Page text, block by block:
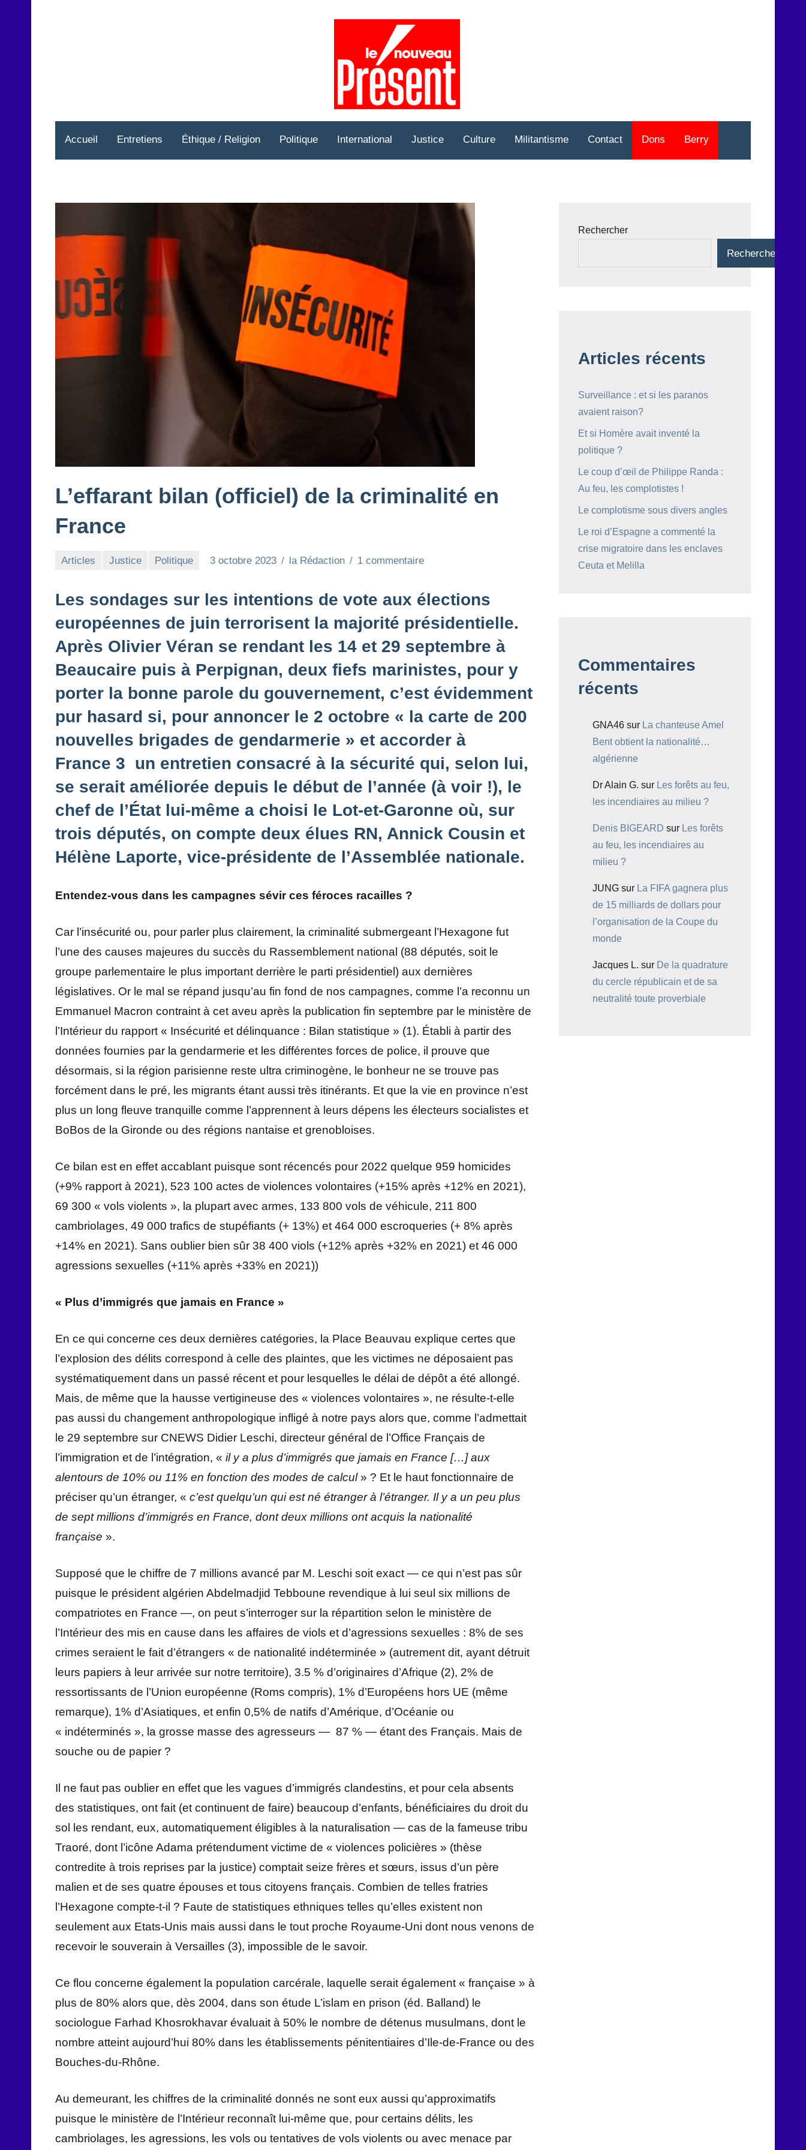
Accueil Entretiens Éthique / Religion Politique International Justice Culture Militantisme Contact Dons Berry
L’effarant bilan (officiel) de la criminalité en
France
Articles Justice Politique 3 octobre 2023 la Rédaction 1 commentaire
Les sondages sur les intentions de vote aux élections
européennes de juin terrorisent la majorité présidentielle.
Après Olivier Véran se rendant les 14 et 29 septembre à
Beaucaire puis à Perpignan, deux fiefs marinistes, pour y
porter la bonne parole du gouvernement, c’est évidemment
pur hasard si, pour annoncer le 2 octobre « la carte de 200
nouvelles brigades de gendarmerie » et accorder à
France 3 un entretien consacré à la sécurité qui, selon lui,
se serait améliorée depuis le début de l’année (à voir !), le
chef de l’État lui-même a choisi le Lot-et-Garonne où, sur
trois députés, on compte deux élues RN, Annick Cousin et
Hélène Laporte, vice-présidente de l’Assemblée nationale.
Entendez-vous dans les campagnes sévir ces féroces racailles ?
Car l’insécurité ou, pour parler plus clairement, la criminalité submergeant l’Hexagone fut
l’une des causes majeures du succès du Rassemblement national (88 députés, soit le
groupe parlementaire le plus important derrière le parti présidentiel) aux dernières
législatives. Or le mal se répand jusqu’au fin fond de nos campagnes, comme l’a reconnu un
Emmanuel Macron contraint à cet aveu après la publication fin septembre par le ministère de
l’Intérieur du rapport « Insécurité et délinquance : Bilan statistique » (1). Établi à partir des
données fournies par la gendarmerie et les différentes forces de police, il prouve que
désormais, si la région parisienne reste ultra criminogène, le bonheur ne se trouve pas
forcément dans le pré, les migrants étant aussi très itinérants. Et que la vie en province n’est
plus un long fleuve tranquille comme l’apprennent à leurs dépens les électeurs socialistes et
BoBos de la Gironde ou des régions nantaise et grenobloises.
Ce bilan est en effet accablant puisque sont récencés pour 2022 quelque 959 homicides
(+9% rapport à 2021), 523 100 actes de violences volontaires (+15% après +12% en 2021),
69 300 « vols violents », la plupart avec armes, 133 800 vols de véhicule, 211 800
cambriolages, 49 000 trafics de stupéfiants (+ 13%) et 464 000 escroqueries (+ 8% après
+14% en 2021). Sans oublier bien sûr 38 400 viols (+12% après +32% en 2021) et 46 000
agressions sexuelles (+11% après +33% en 2021))
« Plus d’immigrés que jamais en France »
En ce qui concerne ces deux dernières catégories, la Place Beauvau explique certes que
l’explosion des délits correspond à celle des plaintes, que les victimes ne déposaient pas
systématiquement dans un passé récent et pour lesquelles le délai de dépôt a été allongé.
Mais, de même que la hausse vertigineuse des « violences volontaires », ne résulte-t-elle
pas aussi du changement anthropologique infligé à notre pays alors que, comme l’admettait
le 29 septembre sur CNEWS Didier Leschi, directeur général de l’Office Français de
l’immigration et de l’intégration, « il y a plus d’immigrés que jamais en France […] aux
alentours de 10% ou 11% en fonction des modes de calcul» ? Et le haut fonctionnaire de
préciser qu’un étranger, « c’est quelqu’un qui est né étranger à l’étranger. Il y a un peu plus
de sept millions d’immigrés en France, dont deux millions ont acquis la nationalité
française ».
Supposé que le chiffre de 7 millions avancé par M. Leschi soit exact — ce qui n’est pas sûr
puisque le président algérien Abdelmadjid Tebboune revendique à lui seul six millions de
compatriotes en France —, on peut s’interroger sur la répartition selon le ministère de
l’Intérieur des mis en cause dans les affaires de viols et d’agressions sexuelles : 8% de ses
crimes seraient le fait d’étrangers « de nationalité indéterminée » (autrement dit, ayant détruit
leurs papiers à leur arrivée sur notre territoire), 3.5 % d’originaires d’Afrique (2), 2% de
ressortissants de l’Union européenne (Roms compris), 1% d’Européens hors UE (même
remarque), 1% d’Asiatiques, et enfin 0,5% de natifs d’Amérique, d’Océanie ou
« indéterminés », la grosse masse des agresseurs — 87 % — étant des Français. Mais de
souche ou de papier ?
Il ne faut pas oublier en effet que les vagues d’immigrés clandestins, et pour cela absents
des statistiques, ont fait (et continuent de faire) beaucoup d’enfants, bénéficiaires du droit du
sol les rendant, eux, automatiquement éligibles à la naturalisation — cas de la fameuse tribu
Traoré, dont l’icône Adama prétendument victime de « violences policières » (thèse
contredite à trois reprises par la justice) comptait seize frères et sœurs, issus d’un père
malien et de ses quatre épouses et tous citoyens français. Combien de telles fratries
l’Hexagone compte-t-il ? Faute de statistiques ethniques telles qu’elles existent non
seulement aux Etats-Unis mais aussi dans le tout proche Royaume-Uni dont nous venons de
recevoir le souverain à Versailles (3), impossible de le savoir.
Ce flou concerne également la population carcérale, laquelle serait également « française » à
plus de 80% alors que, dès 2004, dans son étude L’islam en prison (éd. Balland) le
sociologue Farhad Khosrokhavar évaluait à 50% le nombre de détenus musulmans, dont le
nombre atteint aujourd’hui 80% dans les établissements pénitentiaires d’Ile-de-France ou des
Bouches-du-Rhône.
Au demeurant, les chiffres de la criminalité donnés ne sont eux aussi qu’approximatifs
puisque le ministère de l’Intérieur reconnaît lui-même que, pour certains délits, les
cambriolages, les agressions, les vols ou tentatives de vols violents ou avec menace par
Rechercher
Rechercher
Articles récents
Surveillance : et si les paranos
avaient raison?
Et si Homère avait inventé la
politique ?
Le coup d’œil de Philippe Randa :
Au feu, les complotistes !
Le complotisme sous divers angles
Le roi d’Espagne a commenté la
crise migratoire dans les enclaves
Ceuta et Melilla
Commentaires
récents
GNA46 sur La chanteuse Amel
Bent obtient la nationalité…
algérienne
Dr Alain G. sur Les forêts au feu,
les incendiaires au milieu ?
Denis BIGEARD sur Les forêts
au feu, les incendiaires au
milieu ?
JUNG sur La FIFA gagnera plus
de 15 milliards de dollars pour
l’organisation de la Coupe du
monde
Jacques L. sur De la quadrature
du cercle républicain et de sa
neutralité toute proverbiale